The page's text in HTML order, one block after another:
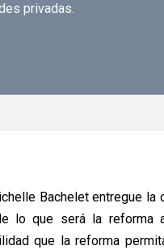
privadas.
Bachelet entregue la
lo que será la reforma
que la reforma